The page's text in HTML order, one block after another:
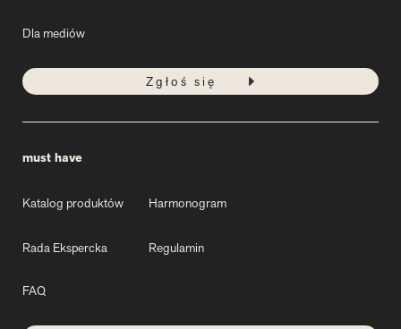
Dla mediów
Zgłoś się
must have
Katalog produktów Harmonogram
Rada Ekspercka Regulamin
FAQ